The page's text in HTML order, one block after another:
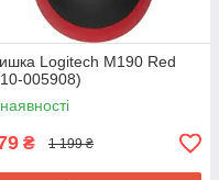
Logitech M190 Red
005908)
₴ 1 199 ₴